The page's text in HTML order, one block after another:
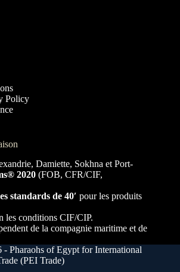
Policy
Damiette, Sokhna et Port-
2020 (FOB, CFR/CIF,
standards de 40′ pour les produits
les conditions CIF/CIP.
de la compagnie maritime et de
Pharaohs of Egypt for International
(PEI Trade)